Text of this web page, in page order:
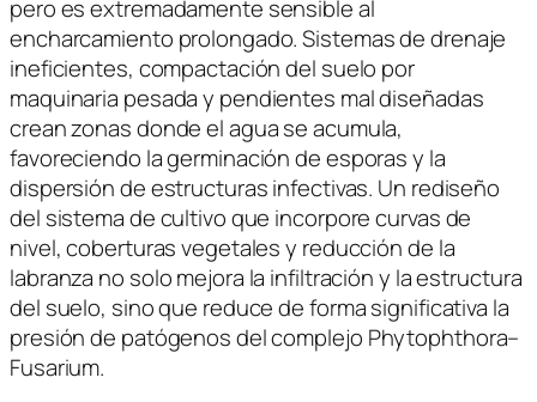
pero es extremadamente sensible al
encharcamiento prolongado. Sistemas de drenaje
ineficientes, compactación del suelo por
maquinaria pesada y pendientes mal diseñadas
crean zonas donde el agua se acumula,
favoreciendo la germinación de esporas y la
dispersión de estructuras infectivas. Un rediseño
del sistema de cultivo que incorpore curvas de
nivel, coberturas vegetales y reducción de la
labranza no solo mejora la infiltración y la estructura
del suelo, sino que reduce de forma significativa la
presión de patógenos del complejo Phytophthora–
Fusarium.